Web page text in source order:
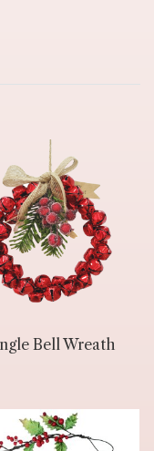
Bell Wreath